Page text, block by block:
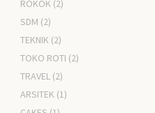
ROKOK (2)
SDM (2)
TEKNIK (2)
TOKO ROTI (2)
TRAVEL (2)
ARSITEK (1)